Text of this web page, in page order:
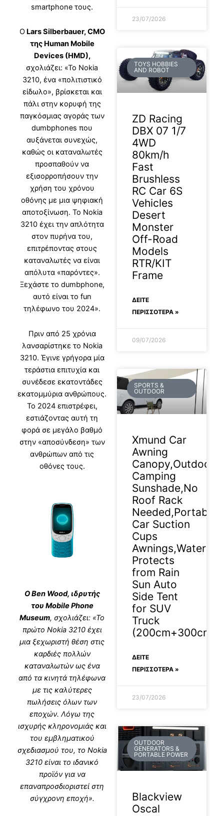
smartphone τους.
ΟLars Silberbauer, CMO
της Human Mobile
Devices (HMD),
σχολιάζει: «Το Nokia
3210, ένα «πολιτιστικό
είδωλο», βρίσκεται και
πάλι στην κορυφή της
παγκόσμιας αγοράς των
dumbphones που
αυξάνεται συνεχώς,
καθώς οι καταναλωτές
προσπαθούν να
εξισορροπήσουν την
χρήση του χρόνου
οθόνης με μια ψηφιακή
αποτοξίνωση. Το Nokia
3210 έχει την απλότητα
στον πυρήνα του,
επιτρέποντας στους
καταναλωτές να είναι
απόλυτα «παρόντες».
Ξεχάστε το dumbphone,
αυτό είναι το fun
τηλέφωνο του 2024».
Πριν από 25 χρόνια
λανσαρίστηκε το Nokia
3210. Έγινε γρήγορα μία
τεράστια επιτυχία και
συνέδεσε εκατοντάδες
εκατομμύρια ανθρώπους.
Το 2024 επιστρέφει,
εστιάζοντας αυτή τη
φορά σε μεγάλο βαθμό
στην «αποσύνδεση» των
ανθρώπων από τις
οθόνες τους.
Ο Ben Wood, ιδρυτής
του Mobile Phone
Museum, σχολιάζει: «Το
πρώτο Nokia 3210 έχει
μια ξεχωριστή θέση στις
καρδιές πολλών
καταναλωτών ως ένα
από τα κινητά τηλέφωνα
με τις καλύτερες
πωλήσεις όλων των
εποχών. Λόγω της
ισχυρής κληρονομιάς και
του εμβληματικού
σχεδιασμού του, το Nokia
3210 είναι το ιδανικό
προϊόν για να
επαναπροσδιοριστεί στη
σύγχρονη εποχή».
23/07/2026
TOYS HOBBIES
AND ROBOT
ZD Racing
DBX 07 1/7
4WD
80km/h
Fast
Brushless
RC Car 6S
Vehicles
Desert
Monster
Off-Road
Models
RTR/KIT
Frame
ΔΕΊΤΕ
ΠΕΡΙΣΣΟΤΕΡΑ »
09/07/2026
SPORTS &
OUTDOOR
Xmund Car
Awning
Canopy,Outdoor
Camping
Sunshade,No
Roof Rack
Needed,Portable
Car Suction
Cups
Protects
from Rain
Sun Auto
Side Tent
for SUV
Truck
(200cm+300cm)
ΔΕΊΤΕ
ΠΕΡΙΣΣΟΤΕΡΑ »
23/07/2026
OUTDOOR
GENERATORS &
PORTABLE POWER
Blackview
Oscal